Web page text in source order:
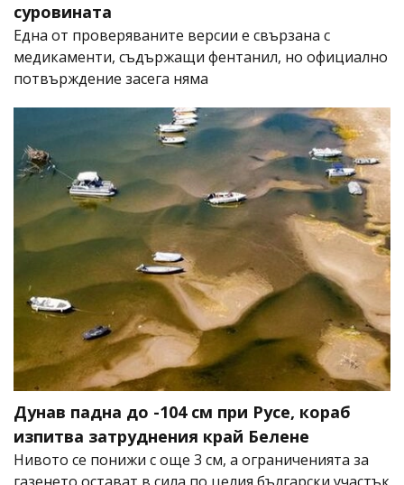
суровината
Една от проверяваните версии е свързана с
медикаменти, съдържащи фентанил, но официално
потвърждение засега няма
Дунав падна до -104 см при Русе, кораб
изпитва затруднения край Белене
Нивото се понижи с още 3 см, а ограниченията за